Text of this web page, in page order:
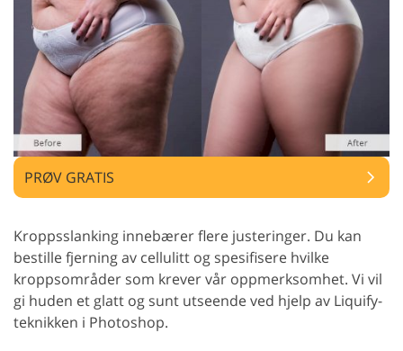
PRØV GRATIS
Kroppsslanking innebærer flere justeringer. Du kan
bestille fjerning av cellulitt og spesifisere hvilke
kroppsområder som krever vår oppmerksomhet. Vi vil
gi huden et glatt og sunt utseende ved hjelp av Liquify-
teknikken i Photoshop.